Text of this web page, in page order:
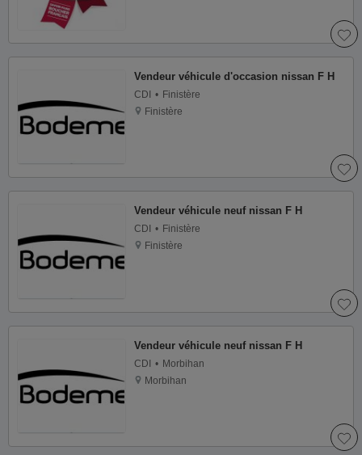
Vendeur véhicule d'occasion nissan F H
CDI
Finistère
Finistère
Vendeur véhicule neuf nissan F H
CDI
Finistère
Finistère
Vendeur véhicule neuf nissan F H
CDI
Morbihan
Morbihan